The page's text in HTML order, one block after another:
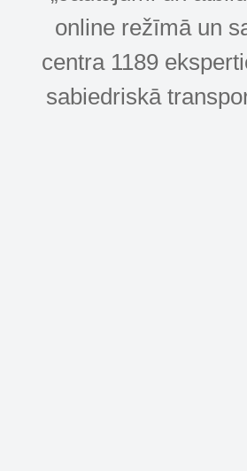
online režīmā un
centra 1189
sabiedriskā